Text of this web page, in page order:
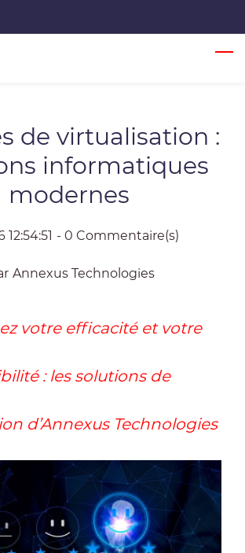
de virtualisation :
informatiques
modernes
12:54:51 - 0 Commentaire(s)
Annexus Technologies
votre efficacité et votre
: les solutions de
d’Annexus Technologies